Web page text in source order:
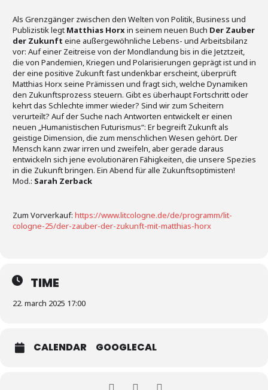
Als Grenzgänger zwischen den Welten von Politik, Business und
Publizistik legt Matthias Horxin seinem neuen Buch Der Zauber
der Zukunft eine außergewöhnliche Lebens- und Arbeitsbilanz
vor: Auf einer Zeitreise von der Mondlandung bis in die Jetztzeit,
die von Pandemien, Kriegen und Polarisierungen geprägt ist und in
der eine positive Zukunft fast undenkbar erscheint, überprüft
Matthias Horx seine Prämissen und fragt sich, welche Dynamiken
den Zukunftsprozess steuern. Gibt es überhaupt Fortschritt oder
kehrt das Schlechte immer wieder? Sind wir zum Scheitern
verurteilt? Auf der Suche nach Antworten entwickelt er einen
neuen „Humanistischen Futurismus“: Er begreift Zukunft als
geistige Dimension, die zum menschlichen Wesen gehört. Der
Mensch kann zwar irren und zweifeln, aber gerade daraus
entwickeln sich jene evolutionären Fähigkeiten, die unsere Spezies
in die Zukunft bringen. Ein Abend für alle Zukunftsoptimisten!
Mod.: Sarah Zerback
Zum Vorverkauf: https://www.litcologne.de/de/programm/lit-
cologne-25/der-zauber-der-zukunft-mit-matthias-horx
TIME
22. march 2025 17:00
CALENDAR GOOGLECAL